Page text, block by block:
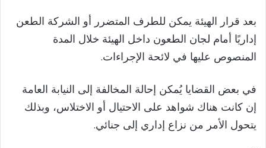
بعد قرار الهيئة يمكن للطرف المتضرر أو الشركة الطعن
إداريًا أمام لجان الطعون داخل الهيئة خلال المدة
المنصوص عليها في لائحة الإجراءات.
في بعض القضايا يُمكن إحالة المخالفة إلى النيابة العامة
إن كانت هناك شواهد على الاحتيال أو الاختلاس، وبذلك
يتحول الأمر من نزاع إداري إلى جنائي.